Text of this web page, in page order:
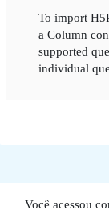
To import
a Column
supported
individual
Você acessou